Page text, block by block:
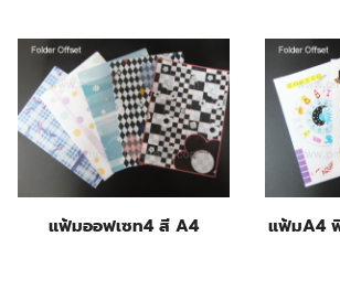
แฟ้มออฟเซท4 สี A4 แฟ้มA4